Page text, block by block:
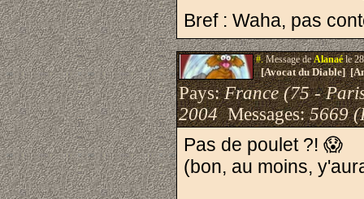
Bref : Waha, pas
#.Message deAlanaéle
[Avocat du Diable]
Pays:France (75 -
2004Messages:5669
Pas de poulet ?! 😱
(bon, au moins,